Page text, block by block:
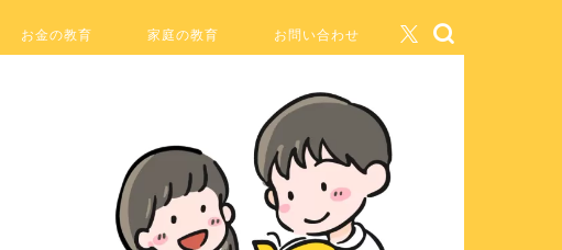
お金の教育 家庭の教育 お問い合わせ